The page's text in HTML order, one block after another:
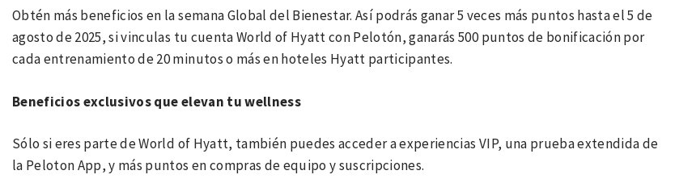
Obtén más beneficios en la semana Global del Bienestar. Así podrás ganar 5 veces más puntos hasta el 5 de
agosto de 2025, si vinculas tu cuenta World of Hyatt con Pelotón, ganarás 500 puntos de bonificación por
cada entrenamiento de 20 minutos o más en hoteles Hyatt participantes.
Beneficios exclusivos que elevan tu wellness
Sólo si eres parte de World of Hyatt, también puedes acceder a experiencias VIP, una prueba extendida de
la Peloton App, y más puntos en compras de equipo y suscripciones.